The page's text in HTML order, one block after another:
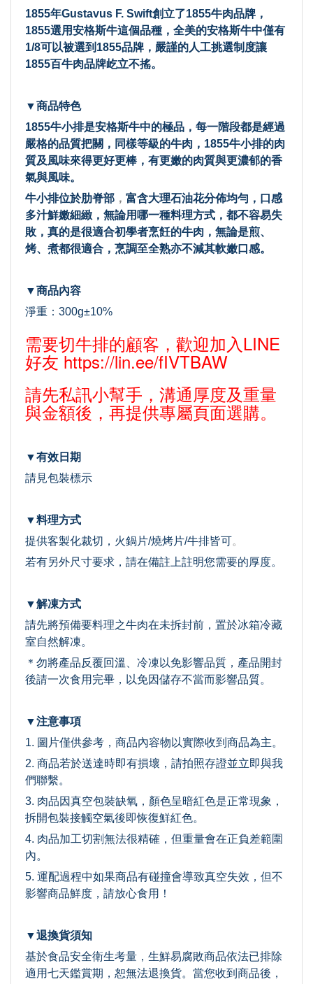
1855年Gustavus F. Swift創立了1855牛肉品牌，
1855選用安格斯牛這個品種，全美的安格斯牛中僅有
1/8可以被選到1855品牌，嚴謹的人工挑選制度讓
1855百牛肉品牌屹立不搖。
▼商品特色
1855牛小排是安格斯牛中的極品，每一階段都是經過
嚴格的品質把關， 同樣等級的牛肉，1855牛小排的肉
質及風味來得更好更棒，有更嫩的肉質與更濃郁的香
氣與風味。
牛小排位於肋脊部 ， 富含大理石油花分佈均勻，口感
多汁鮮嫩細緻，無論用哪一種料理方式，都不容易失
敗，真的是很適合初學者烹飪的牛肉，無論是煎、
烤、煮都很適合，烹調至全熟亦不減其軟嫩口感。
▼商品內容
淨重：300g±10%
需要切牛排的顧客，歡迎加入LINE
好友https://lin.ee/fIVTBAW
請先私訊小幫手，溝通厚度及重量
與金額後，再提供專屬頁面選購。
▼有效日期
請見包裝標示
▼料理方式
提供客製化裁切，火鍋片/燒烤片/牛排皆可。
若有另外尺寸要求，請在備註上註明您需要的厚度。
▼解凍方式
請先將預備要料理之牛肉在未拆封前，置於冰箱冷藏
室自然解凍。
＊勿將產品反覆回溫、冷凍以免影響品質，產品開封
後請一次食用完畢，以免因儲存不當而影響品質。
▼注意事項
1. 圖片僅供參考，商品內容物以實際收到商品為主。
2. 商品若於送達時即有損壞，請拍照存證並立即與我
們聯繫。
3. 肉品因真空包裝缺氧，顏色呈暗紅色是正常現象，
拆開包裝接觸空氣後即恢復鮮紅色。
4. 肉品加工切割無法很精確，但重量會在正負差範圍
內。
5. 運配過程中如果商品有碰撞會導致真空失效，但不
影響商品鮮度，請放心食用！
▼退換貨須知
基於食品安全衛生考量，生鮮易腐敗商品依法已排除
適用七天鑑賞期，恕無法退換貨。當您收到商品後，